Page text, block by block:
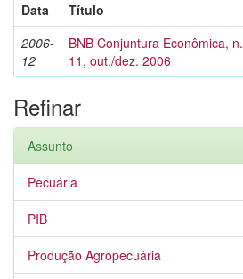
Data
Título
2006-
12
BNB Conjuntura Econômica, n.
11, out./dez. 2006
Refinar
Assunto
Pecuária
PIB
Produção Agropecuária